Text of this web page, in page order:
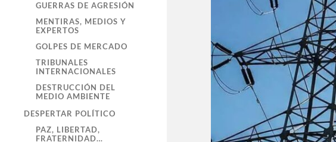
GUERRAS DE AGRESIÓN
MENTIRAS, MEDIOS Y
EXPERTOS
GOLPES DE MERCADO
TRIBUNALES
INTERNACIONALES
DESTRUCCIÓN DEL
MEDIO AMBIENTE
DESPERTAR POLÍTICO
PAZ, LIBERTAD,
FRATERNIDAD…